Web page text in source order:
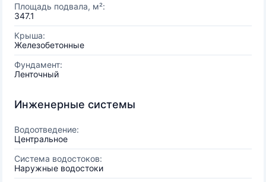
Площадь подвала, м²:
347.1
Крыша:
Железобетонные
Фундамент:
Ленточный
Инженерные системы
Водоотведение:
Центральное
Система водостоков:
Наружные водостоки